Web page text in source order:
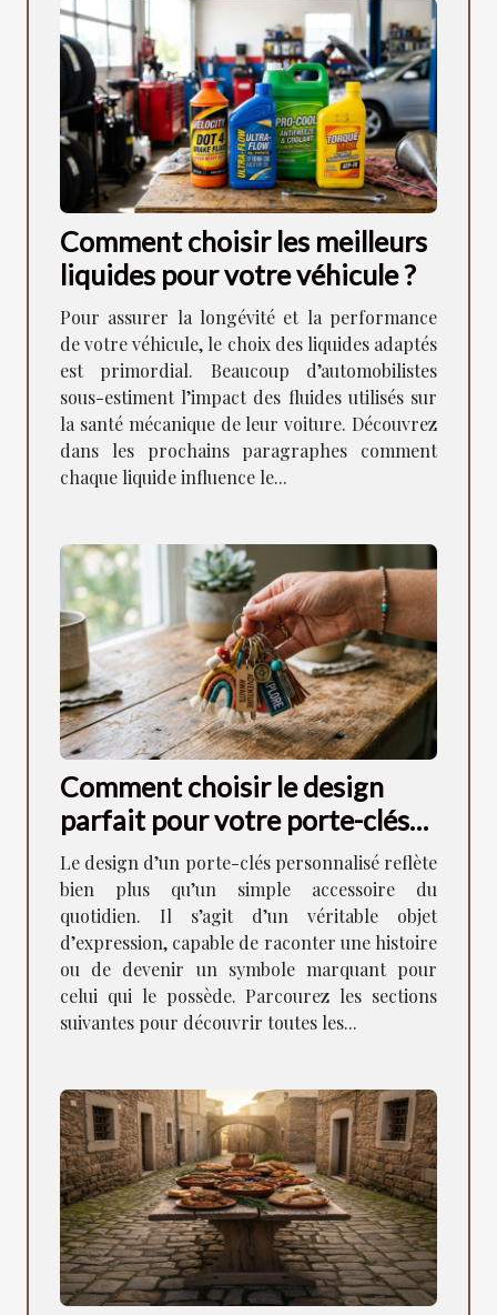
Comment choisir les meilleurs
liquides pour votre véhicule ?
Pour assurer la longévité et la performance
de votre véhicule, le choix des liquides adaptés
est primordial. Beaucoup d’automobilistes
sous-estiment l’impact des fluides utilisés sur
la santé mécanique de leur voiture. Découvrez
dans les prochains paragraphes comment
chaque liquide influence le...
Comment choisir le design
parfait pour votre porte-clés
personnalisé ?
Le design d’un porte-clés personnalisé reflète
bien plus qu’un simple accessoire du
quotidien. Il s’agit d’un véritable objet
d’expression, capable de raconter une histoire
ou de devenir un symbole marquant pour
celui qui le possède. Parcourez les sections
suivantes pour découvrir toutes les...